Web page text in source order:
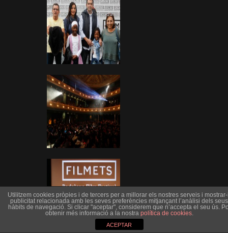
Utilitzem cookies pròpies i de tercers per a millorar els nostres serveis i
publicitat relacionada amb les seves preferències mitjançant l’anàlisi dels seus
hàbits de navegació. Si clicar "aceptar", considerem que n’accepta el seu ús.
obtenir més informació a la nostra política de cookies.
ACEPTAR